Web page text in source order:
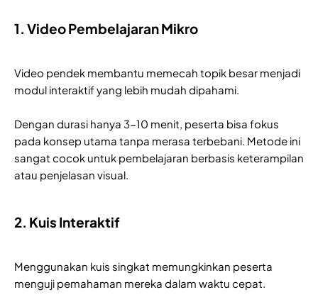
1. Video Pembelajaran Mikro
Video pendek membantu memecah topik besar menjadi
modul interaktif yang lebih mudah dipahami.
Dengan durasi hanya 3-10 menit, peserta bisa fokus
pada konsep utama tanpa merasa terbebani. Metode ini
sangat cocok untuk pembelajaran berbasis keterampilan
atau penjelasan visual.
2. Kuis Interaktif
Menggunakan kuis singkat memungkinkan peserta
menguji pemahaman mereka dalam waktu cepat.